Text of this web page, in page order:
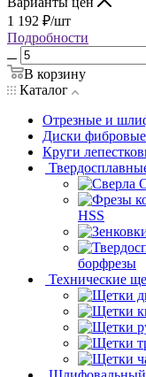
1 192 ₽/шт
Подробности
В корзину
Каталог
Отрезные и
Диски фибровые
Круги
HSS
борфрезы
Технические